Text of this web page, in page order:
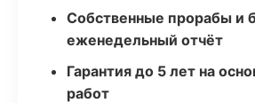
Собственные прорабы и
еженедельный отчёт
Гарантия до 5 лет на
работ